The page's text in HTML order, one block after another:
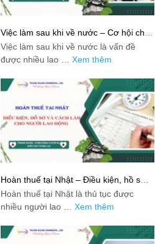
Việc làm sau khi về nước – Cơ hội cho
lao động từng đi Nhật
Việc làm sau khi về nước là vấn đề
được nhiều lao … Xem thêm
Hoàn thuế tại Nhật – Điều kiện, hồ sơ
và cách làm cho người lao động
Hoàn thuế tại Nhật là thủ tục được
nhiều người lao … Xem thêm